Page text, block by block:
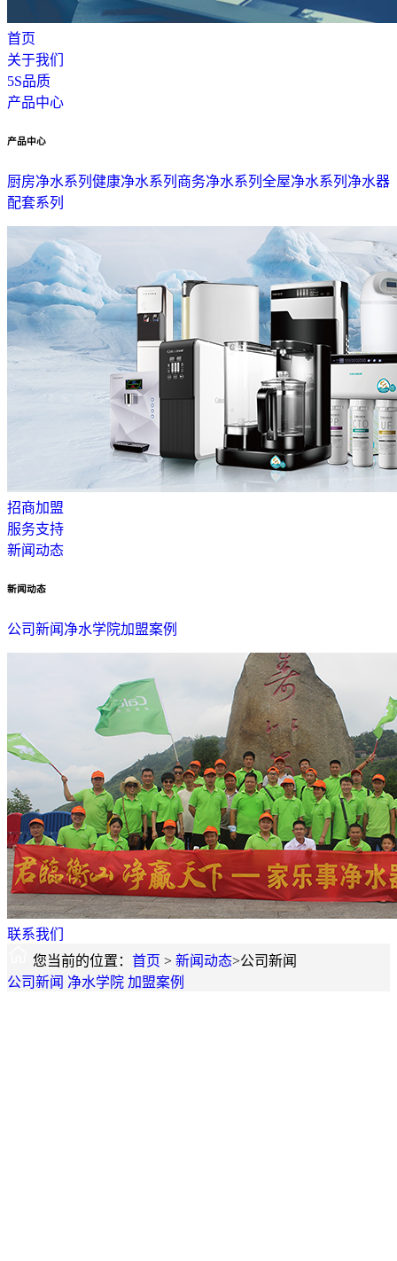
首页
关于我们
5S品质
产品中心
产品中心
厨房净水系列 健康净水系列 商务净水系列 全屋净水系列 净水器
配套系列
招商加盟
服务支持
新闻动态
新闻动态
公司新闻 净水学院加盟案例
联系我们
您当前的位置： 首页 > 新闻动态>公司新闻
公司新闻 净水学院 加盟案例